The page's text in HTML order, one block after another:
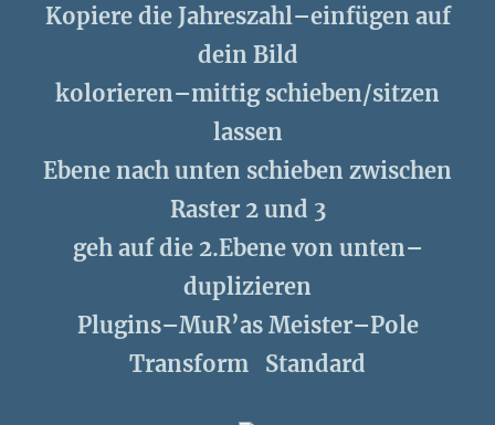
Kopiere die Jahreszahl–einfügen auf
dein Bild
kolorieren–mittig schieben/sitzen
lassen
Ebene nach unten schieben zwischen
Raster 2 und 3
geh auf die 2.Ebene von unten–
duplizieren
Plugins–MuR’as Meister–Pole
Transform Standard